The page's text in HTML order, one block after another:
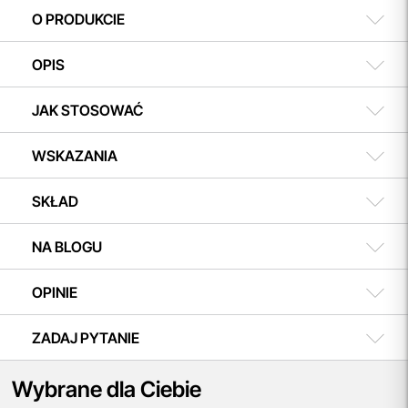
508 504 506
w koszyku i ciesz się możliwością zakupu teraz, a
O PRODUKCIE
OPIS
JAK STOSOWAĆ
WSKAZANIA
SKŁAD
NA BLOGU
OPINIE
ZADAJ PYTANIE
Wybrane dla Ciebie